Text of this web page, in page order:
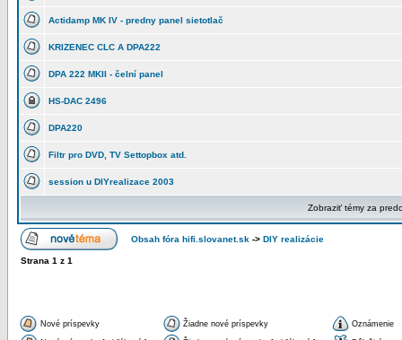
Actidamp MK IV - predny panel sietotlač
KRIZENEC CLC A DPA222
DPA 222 MKII - čelní panel
HS-DAC 2496
DPA220
Filtr pro DVD, TV Settopbox atd.
session u DIYrealizace 2003
Zobraziť témy za
Obsah fóra hifi.slovanet.sk -> DIY realizácie
Strana 1 z 1
Nové príspevky Žiadne nové príspevky Oznámenie